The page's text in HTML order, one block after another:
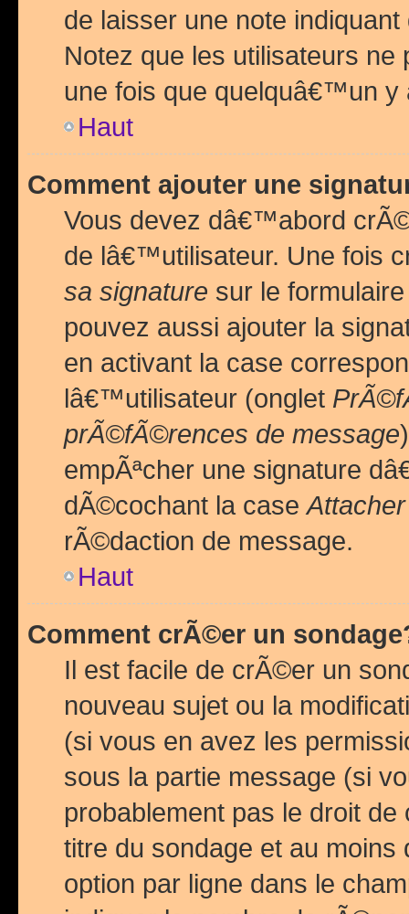
de laisser une note
Notez que les utilisateurs
une fois que quelquâ€™un y
Haut
Comment ajouter une
Vous devez dâ€™abord
de lâ€™utilisateur. Une fois
sa signature sur le
pouvez aussi ajouter la
en activant la case
lâ€™utilisateur (onglet
prÃ©fÃ©rences de message
empÃªcher une signature
dÃ©cochant la case
rÃ©daction de message.
Haut
Comment crÃ©er un
Il est facile de crÃ©er un
nouveau sujet ou la
(si vous en avez les
sous la partie message (si
probablement pas le droit
titre du sondage et au
option par ligne dans le